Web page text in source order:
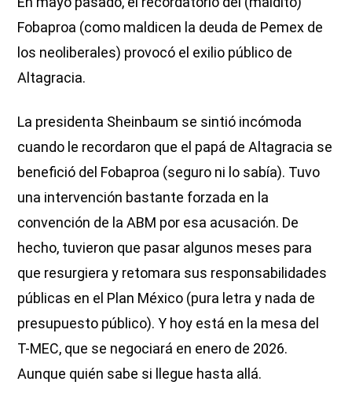
Fobaproa (como maldicen la deuda de Pemex de
los neoliberales) provocó el exilio público de
Altagracia.
La presidenta Sheinbaum se sintió incómoda
cuando le recordaron que el papá de Altagracia se
benefició del Fobaproa (seguro ni lo sabía). Tuvo
una intervención bastante forzada en la
convención de la ABM por esa acusación. De
hecho, tuvieron que pasar algunos meses para
que resurgiera y retomara sus responsabilidades
públicas en el Plan México (pura letra y nada de
presupuesto público). Y hoy está en la mesa del
T-MEC, que se negociará en enero de 2026.
Aunque quién sabe si llegue hasta allá.